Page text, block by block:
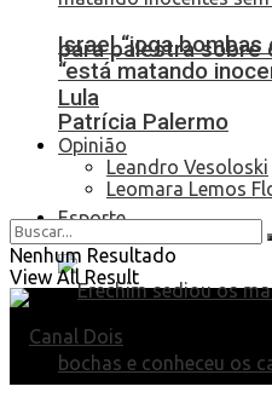
para palestra sobre
Patrícia Palermo
Esporte
Israel “joga
“está matando
Lula
Opinião
Leandro Vesoloski
Leomara Lemos
Nenhum Resultado
View All Result